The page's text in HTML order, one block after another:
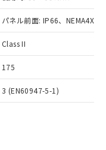
パネル前面: IP66、NEMA4X,
Class II
175
3 (EN60947-5-1)
や当社販売拠
」をご確認
果を当社の
漏洩または開
。
ト作成サー
には、I-Web
は閾値を超える意
す。
より、予定
すべてが基
。
おいて有害物
刻な影響を
またはその他
装置等に一切
に販売する
3の内容を当
た当社は、
る関係者が違
る場合は、取
状況につ
取引先、ま
ムロン制御
員にご確
在庫状況の
い機種